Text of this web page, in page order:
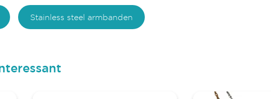
Stainless steel armbanden